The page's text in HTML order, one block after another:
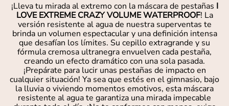
¡Lleva tu mirada al extremo con la máscara de pestañas I
LOVE EXTREME CRAZY VOLUME WATERPROOF! La
versión resistente al agua de nuestra superventas te
brinda un volumen espectacular y una definición intensa
que desafían los límites. Su cepillo extragrande y su
fórmula cremosa ultranegra envuelven cada pestaña,
creando un efecto dramático con una sola pasada.
¡Prepárate para lucir unas pestañas de impacto en
cualquier situación! Ya sea que estés en el gimnasio, bajo
la lluvia o viviendo momentos emotivos, esta máscara
resistente al agua te garantiza una mirada impecable